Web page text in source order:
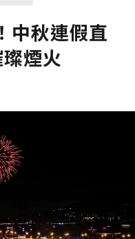
中秋連假直
煙火